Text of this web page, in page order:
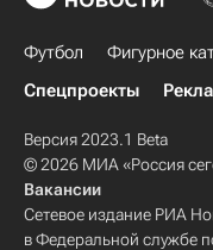
Футбол Фигурное
Спецпроекты
Версия 2023.1 Beta
© 2026 МИА «Россия
Вакансии
Сетевое издание РИА
в Федеральной службе